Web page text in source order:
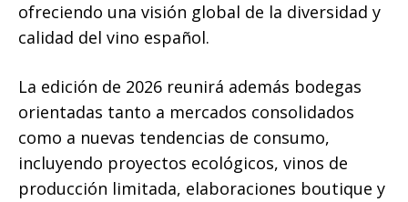
ofreciendo una visión global de la diversidad y
calidad del vino español.
La edición de 2026 reunirá además bodegas
orientadas tanto a mercados consolidados
como a nuevas tendencias de consumo,
incluyendo proyectos ecológicos, vinos de
producción limitada, elaboraciones boutique y